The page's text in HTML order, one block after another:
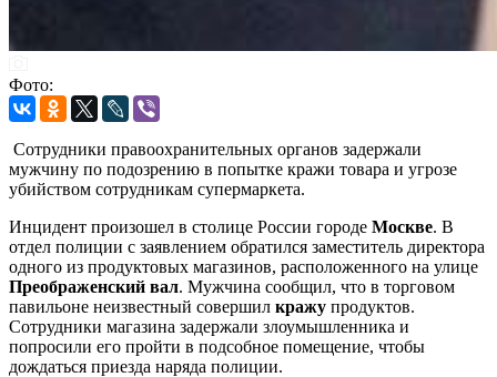
Фото:
Сотрудники правоохранительных органов задержали
мужчину по подозрению в попытке кражи товара и угрозе
убийством сотрудникам супермаркета.
Инцидент произошел в столице России городе Москве. В
отдел полиции с заявлением обратился заместитель директора
одного из продуктовых магазинов, расположенного на улице
Преображенский вал. Мужчина сообщил, что в торговом
павильоне неизвестный совершил кражу продуктов.
Сотрудники магазина задержали злоумышленника и
попросили его пройти в подсобное помещение, чтобы
дождаться приезда наряда полиции.